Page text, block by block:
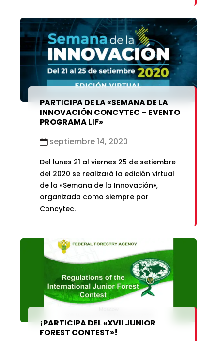
PARTICIPA DE LA «SEMANA DE LA
INNOVACIÓN CONCYTEC – EVENTO
PROGRAMA LIF»
septiembre 14, 2020
Del lunes 21 al viernes 25 de setiembre
del 2020 se realizará la edición virtual
de la «Semana de la Innovación»,
organizada como siempre por
Concytec.
¡PARTICIPA DEL «XVII JUNIOR
FOREST CONTEST»!